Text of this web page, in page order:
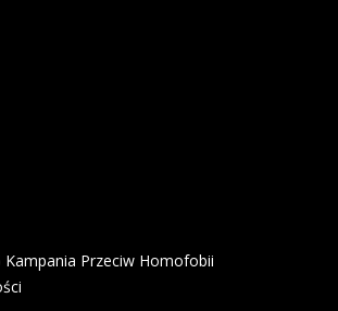
Przeciw Homofobii